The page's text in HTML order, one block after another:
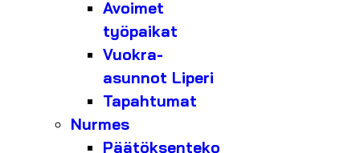
Avoimet
työpaikat
Vuokra-
asunnot Liperi
Tapahtumat
Nurmes
Päätöksenteko